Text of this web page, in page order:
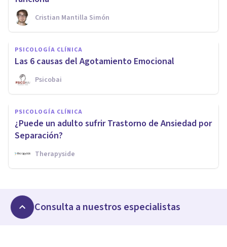
Cristian Mantilla Simón
PSICOLOGÍA CLÍNICA
Las 6 causas del Agotamiento Emocional
Psicobai
PSICOLOGÍA CLÍNICA
¿Puede un adulto sufrir Trastorno de Ansiedad por
Separación?
Therapyside
Consulta a nuestros especialistas